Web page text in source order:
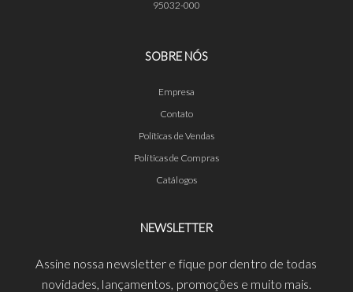
95032-000
SOBRE NÓS
Empresa
Contato
Políticas de Vendas
Políticas de Compras
Catálogos
NEWSLETTER
Assine nossa newsletter e fique por dentro de todas
novidades, lançamentos, promoções e muito mais.